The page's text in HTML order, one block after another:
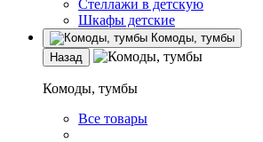
Стеллажи в детскую
Шкафы детские
Комоды, тумбы
Назад
Комоды, тумбы
Все товары